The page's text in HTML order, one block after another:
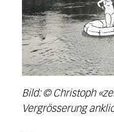
Bild: © Christoph
Vergrösserung